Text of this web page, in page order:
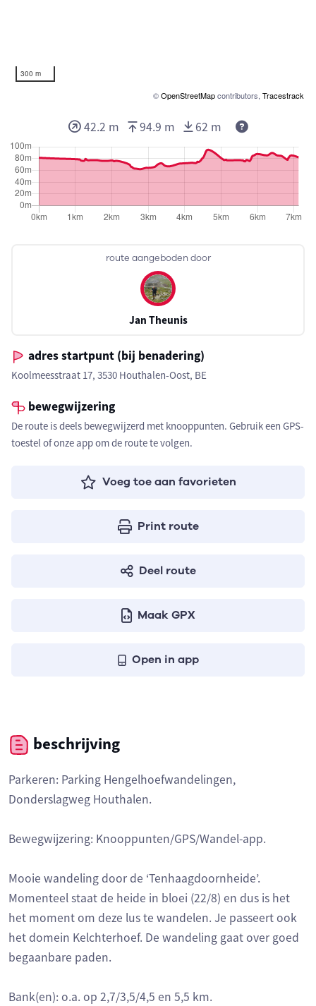
300 m
©OpenStreetMapcontributors, Tracestrack
route aangeboden door
Jan Theunis
adres startpunt (bij benadering)
Koolmeesstraat 17, 3530 Houthalen-Oost, BE
bewegwijzering
De route is deels bewegwijzerd met knooppunten. Gebruik een GPS-
toestel of onze app om de route te volgen.
Voeg toe aan favorieten
Print route
Deel route
Maak GPX
Open in app
42.2 m 94.9 m 62 m Deze
beschrijving
Parkeren: Parking Hengelhoefwandelingen,
Donderslagweg Houthalen.
Bewegwijzering: Knooppunten/GPS/Wandel-app.
Mooie wandeling door de ‘Tenhaagdoornheide’.
Momenteel staat de heide in bloei (22/8) en dus is het
het moment om deze lus te wandelen. Je passeert ook
het domein Kelchterhoef. De wandeling gaat over goed
begaanbare paden.
Bank(en): o.a. op 2,7/3,5/4,5 en 5,5 km.